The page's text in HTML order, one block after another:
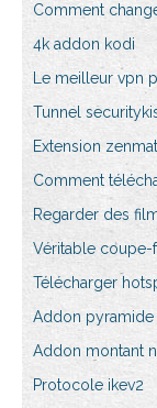
Comment
4k addon kodi
Le meilleur vpn
Tunnel
Extension
Comment
Regarder des
Véritable coupe-
Télécharger
Addon pyramide
Addon montant
Protocole ikev2